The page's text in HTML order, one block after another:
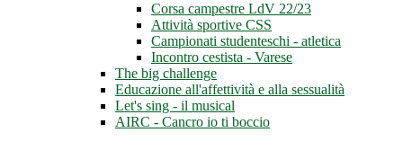
Corsa campestre LdV 22/23
Attività sportive CSS
Campionati studenteschi - atletica
Incontro cestista - Varese
The big challenge
Educazione all'affettività e alla sessualità
Let's sing - il musical
AIRC - Cancro io ti boccio